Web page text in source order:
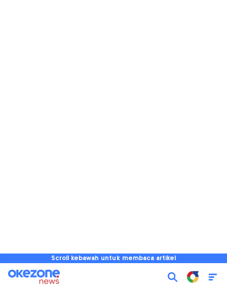
Scroll kebawah untuk membaca artikel